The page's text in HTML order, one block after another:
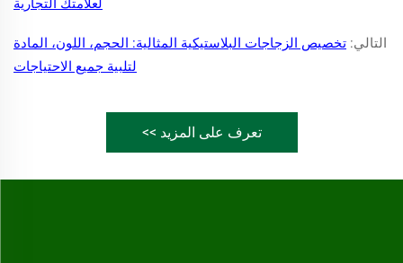
لعلامتك التجارية
التالي: تخصيص الزجاجات البلاستيكية المثالية: الحجم، اللون، المادة
لتلبية جميع الاحتياجات
تعرف على المزيد >>